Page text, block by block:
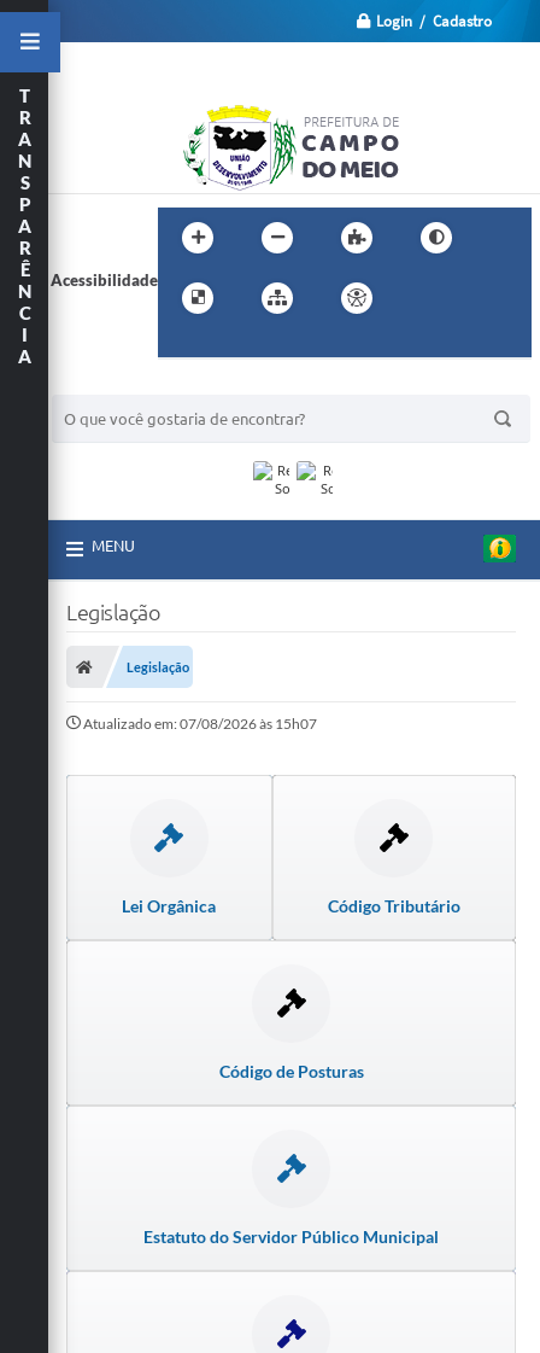
Login / Cadastro
Acessibilidade
MENU
T
R
A
N
S
P
A
R
Ê
N
C
I
A
Legislação
Legislação
Atualizado em: 07/08/2026 às 15h07
Lei Orgânica Código Tributário
Código de Posturas
Estatuto do Servidor Público Municipal